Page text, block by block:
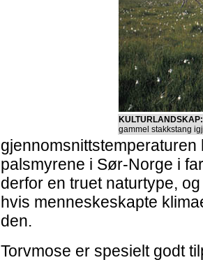
KULTURLANDSKAP:
gammel stakkstang
gjennomsnittstemperaturen
palsmyrene i Sør-Norge i
derfor en truet naturtype,
hvis menneskeskapte
den.
Torvmose er spesielt godt